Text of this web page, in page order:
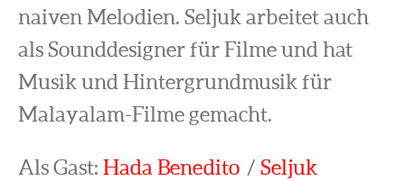
naiven Melodien. Seljuk arbeitet auch
als Sounddesigner für Filme und hat
Musik und Hintergrundmusik für
Malayalam-Filme gemacht.
Als Gast: Hada Benedito / Seljuk